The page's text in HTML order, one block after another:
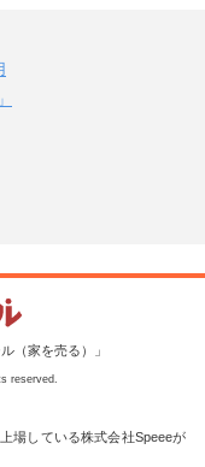
（家を売る）」
reserved.
場している株式会社Speeeが